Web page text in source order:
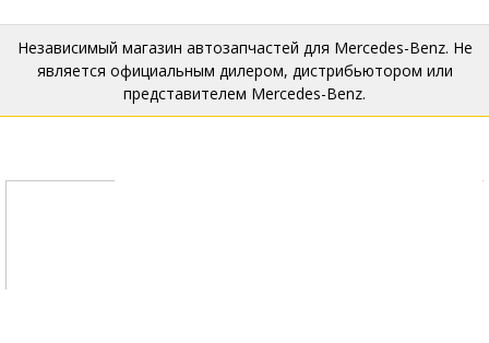
Независимый магазин автозапчастей для Mercedes-Benz. Не
является официальным дилером, дистрибьютором или
представителем Mercedes-Benz.